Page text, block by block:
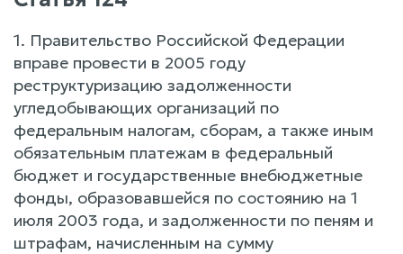
1. Правительство Российской Федерации
вправе провести в 2005 году
реструктуризацию задолженности
угледобывающих организаций по
федеральным налогам, сборам, а также иным
обязательным платежам в федеральный
бюджет и государственные внебюджетные
фонды, образовавшейся по состоянию на 1
июля 2003 года, и задолженности по пеням и
штрафам, начисленным на сумму